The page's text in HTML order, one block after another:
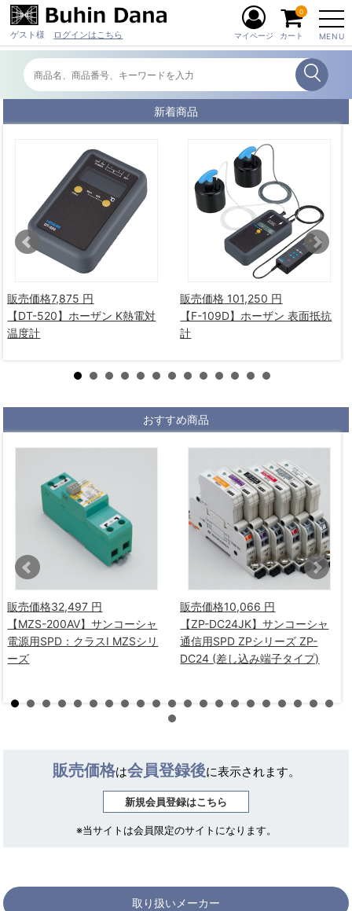
ゲスト様 ログインはこちら MENU
マイページ カート
0
新着商品
販売価格7,875 円
【DT-520】ホーザン K熱電対
温度計
販売価格 101,250 円
【F-109D】ホーザン 表面抵抗
計
おすすめ商品
販売価格32,497 円
【MZS-200AV】サンコーシャ
電源用SPD：クラスⅠ MZSシリ
ーズ
販売価格10,066 円
【ZP-DC24JK】サンコーシャ
通信用SPD ZPシリーズ ZP-
DC24 (差し込み端子タイプ)
販売価格は会員登録後に表示されます。
新規会員登録はこちら
※当サイトは会員限定のサイトになります。
取り扱いメーカー